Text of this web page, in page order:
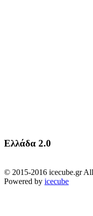
Ελλάδα 2.0
© 2015-2016 icecube.gr
Powered by icecube